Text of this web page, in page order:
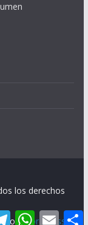
los derechos
conWordPress .
T W E